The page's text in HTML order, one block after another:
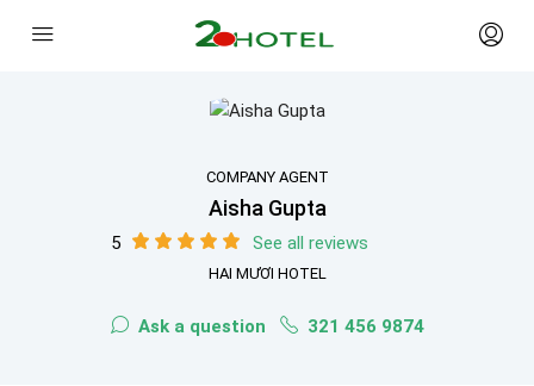
COMPANY AGENT
Aisha Gupta
5 See all reviews
HAI MƯƠI HOTEL
Ask a question 321 456 9874